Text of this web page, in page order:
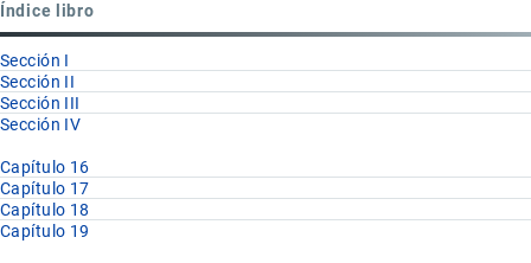
Índice libro
Sección I
Sección II
Sección III
Sección IV
Capítulo 16
Capítulo 17
Capítulo 18
Capítulo 19